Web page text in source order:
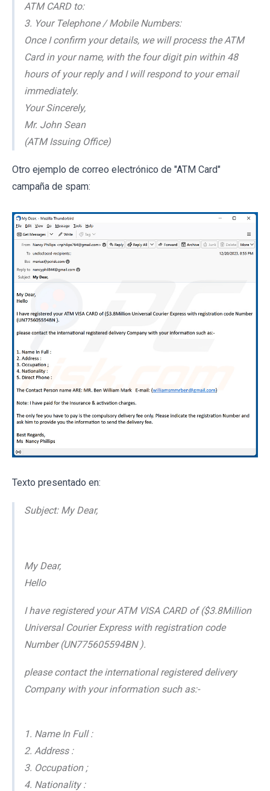
ATM CARD to:
3. Your Telephone / Mobile Numbers:
Once I confirm your details, we will process the ATM
Card in your name, with the four digit pin within 48
hours of your reply and I will respond to your email
immediately.
Your Sincerely,
Mr. John Sean
(ATM Issuing Office)
Otro ejemplo de correo electrónico de "ATM Card"
campaña de spam:
Texto presentado en:
Subject: My Dear,
My Dear,
Hello
I have registered your ATM VISA CARD of ($3.8Million
Universal Courier Express with registration code
Number (UN775605594BN ).
please contact the international registered delivery
Company with your information such as:-
1. Name In Full :
2. Address :
3. Occupation ;
4. Nationality :